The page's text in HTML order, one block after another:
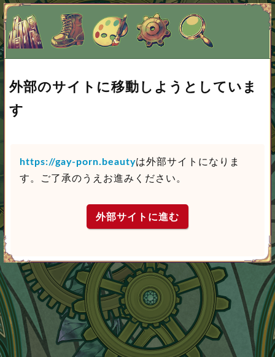
外部のサイトに移動しようとしていま
す
https://gay-porn.beautyは外部サイトになりま
す。ご了承のうえお進みください。
外部サイトに進む